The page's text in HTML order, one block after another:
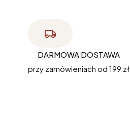
DARMOWA DOSTAWA
przy zamówieniach od 199 zł